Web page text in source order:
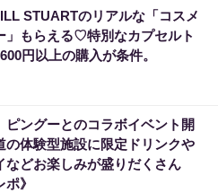
STUARTのリアルな「コスメ
」もらえる♡特別なカプセルト
円以上の購入が条件。
ピングーとのコラボイベント開
の体験型施設に限定ドリンクや
などお楽しみが盛りだくさん
》